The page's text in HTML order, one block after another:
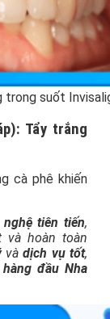
trong suốt
Tẩy trắng
cà phê khiến
nghệ tiên tiến,
và hoàn toàn
vàdịch vụ tốt,
đầu Nha